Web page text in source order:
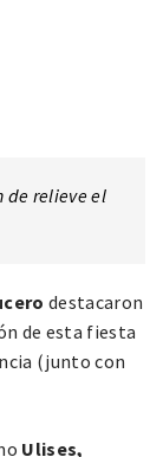
de relieve el
destacaron
de esta fiesta
(junto con
Ulises,